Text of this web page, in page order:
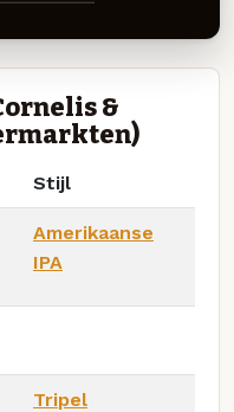
&
Stijl
Amerikaanse
IPA
Tripel